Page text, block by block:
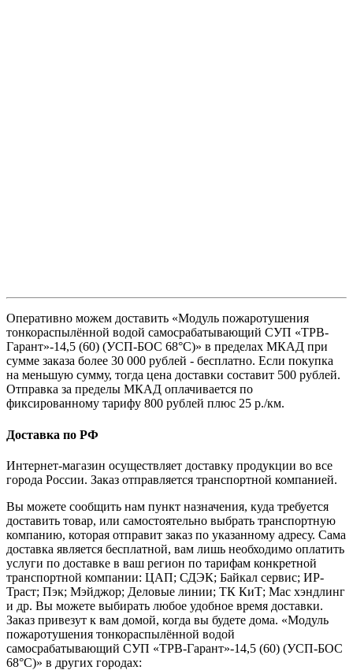
Оперативно можем доставить «Модуль пожаротушения
тонкораспылённой водой самосрабатывающий СУП «ТРВ-
Гарант»-14,5 (60) (УСП-БОС 68°С)» в пределах МКАД при
сумме заказа более 30 000 рублей - бесплатно. Если покупка
на меньшую сумму, тогда цена доставки составит 500 рублей.
Отправка за пределы МКАД оплачивается по
фиксированному тарифу 800 рублей плюс 25 р./км.
Доставка по РФ
Интернет-магазин осуществляет доставку продукции во все
города России. Заказ отправляется транспортной компанией.
Вы можете сообщить нам пункт назначения, куда требуется
доставить товар, или самостоятельно выбрать транспортную
компанию, которая отправит заказ по указанному адресу. Сама
доставка является бесплатной, вам лишь необходимо оплатить
услуги по доставке в ваш регион по тарифам конкретной
транспортной компании: ЦАП; СДЭК; Байкал сервис; ИР-
Траст; Пэк; Мэйджор; Деловые линии; ТК КиТ; Мас хэндлинг
и др. Вы можете выбирать любое удобное время доставки.
Заказ привезут к вам домой, когда вы будете дома. «Модуль
пожаротушения тонкораспылённой водой
самосрабатывающий СУП «ТРВ-Гарант»-14,5 (60) (УСП-БОС
68°С)» в других городах: